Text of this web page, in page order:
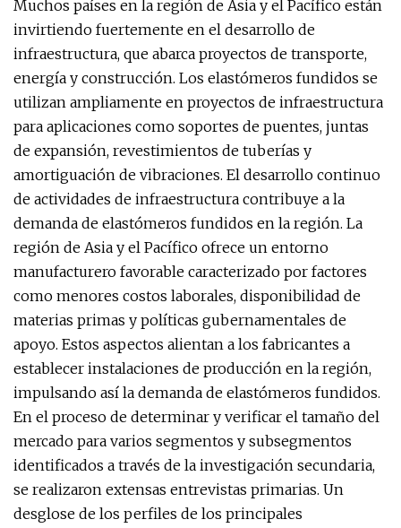
Muchos países en la región de Asia y el Pacífico están
invirtiendo fuertemente en el desarrollo de
infraestructura, que abarca proyectos de transporte,
energía y construcción. Los elastómeros fundidos se
utilizan ampliamente en proyectos de infraestructura
para aplicaciones como soportes de puentes, juntas
de expansión, revestimientos de tuberías y
amortiguación de vibraciones. El desarrollo continuo
de actividades de infraestructura contribuye a la
demanda de elastómeros fundidos en la región. La
región de Asia y el Pacífico ofrece un entorno
manufacturero favorable caracterizado por factores
como menores costos laborales, disponibilidad de
materias primas y políticas gubernamentales de
apoyo. Estos aspectos alientan a los fabricantes a
establecer instalaciones de producción en la región,
impulsando así la demanda de elastómeros fundidos.
En el proceso de determinar y verificar el tamaño del
mercado para varios segmentos y subsegmentos
identificados a través de la investigación secundaria,
se realizaron extensas entrevistas primarias. Un
desglose de los perfiles de los principales